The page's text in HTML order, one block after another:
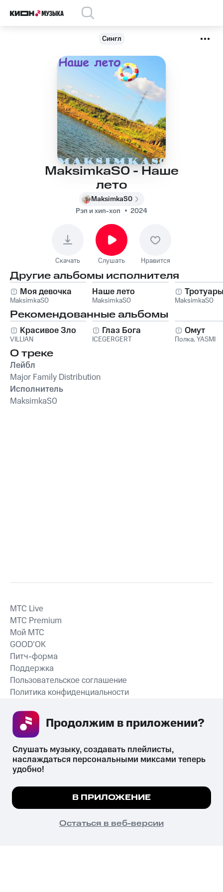
Сингл
MaksimkaS0 - Наше
лето
MaksimkaS0
Рэп и хип-хоп
2024
Скачать Слушать Нравится
Другие альбомы исполнителя
Моя девочка
MaksimkaS0
Наше лето
MaksimkaS0 MaksimkaS0
Рекомендованные альбомы
Красивое Зло
VILLIAN
Глаз Бога
ICEGERGERT
Омут
Полка,YASMI
О треке
Лейбл
Major Family Distribution
Исполнитель
MaksimkaS0
СКАЧАТЬ ПРИЛОЖЕНИЕ
MTС Live
MTС Premium
Мой МТС
GOOD’OK
Питч-форма
Поддержка
Пользовательское соглашение
Политика конфиденциальности
психотропных веществ, их аналогов причиняет вред здоровью,
их незаконный оборот запрещён и влечёт установленную
законодательством ответственность.
© 2026 ООО «КИОН».
Все права защищены
Мы используем куки, чтобы на сайте все
Подробнее
ПОНЯТНО
Слушать музыку, создавать плейлисты,
наслаждаться персональными миксами теперь
удобно!
В ПРИЛОЖЕНИЕ
Остаться в веб-версии